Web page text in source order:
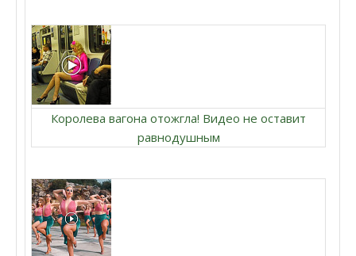
Королева вагона отожгла! Видео не оставит
равнодушным